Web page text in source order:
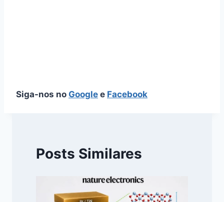
Siga-nos no Google e Facebook
Posts Similares